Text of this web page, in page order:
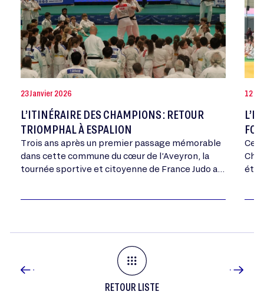
23 Janvier 2026
L’ITINÉRAIRE DES CHAMPIONS : RETOUR
TRIOMPHAL À ESPALION
Trois ans après un premier passage mémorable
dans cette commune du cœur de l’Aveyron, la
tournée sportive et citoyenne de France Judo a
12
Ce
RETOUR LISTE